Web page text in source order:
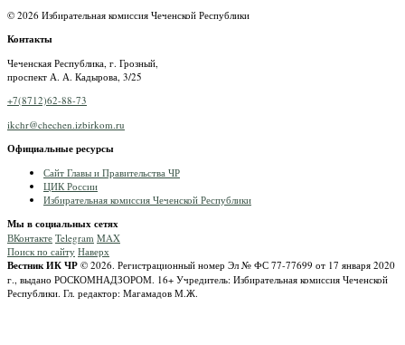
© 2026 Избирательная комиссия Чеченской Республики
Контакты
Чеченская Республика, г. Грозный,
проспект А. А. Кадырова, 3/25
+7(8712)62-88-73
ikchr@chechen.izbirkom.ru
Официальные ресурсы
Сайт Главы и Правительства ЧР
ЦИК России
Избирательная комиссия Чеченской Республики
Мы в социальных сетях
ВКонтакте Telegram MAX
Поиск по сайту Наверх
Вестник ИК ЧР © 2026. Регистрационный номер Эл № ФС 77-77699 от 17 января 2020
г., выдано РОСКОМНАДЗОРОМ. 16+ Учредитель: Избирательная комиссия Чеченской
Республики. Гл. редактор: Магамадов М.Ж.